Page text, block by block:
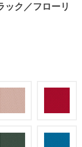
ック／フローリ